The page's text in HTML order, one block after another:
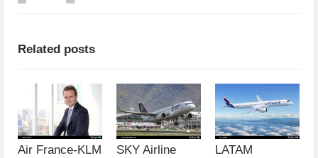
Related posts
Air France-KLM
SKY Airline
LATAM